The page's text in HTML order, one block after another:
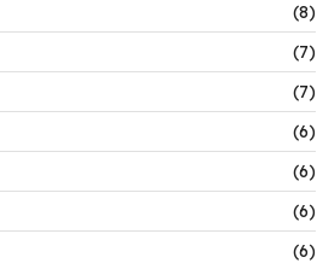
(8)
(7)
(7)
(6)
(6)
(6)
(6)